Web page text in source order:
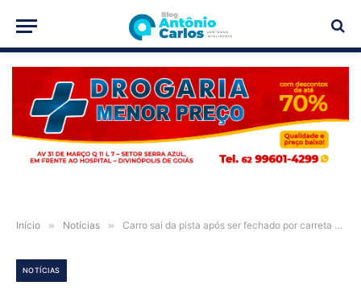
PUBLICIDADE
Início » Notícias » Carro sai da pista após ser fechado por carreta e deixa quatro feridos na BR-020, em Alvorada do Norte-GO
NOTÍCIAS